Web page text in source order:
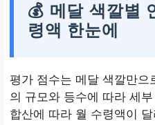
💰 메달 색깔별
령액 한눈에
평가 점수는 메달 색깔만으
의 규모와 등수에 따라 세
합산에 따라 월 수령액이